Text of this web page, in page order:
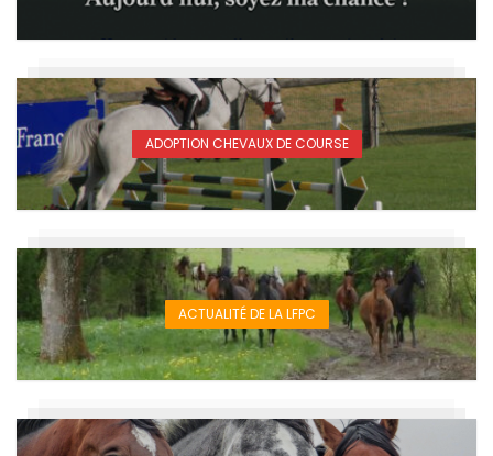
ADOPTION CHEVAUX DE COURSE
ACTUALITÉ DE LA LFPC